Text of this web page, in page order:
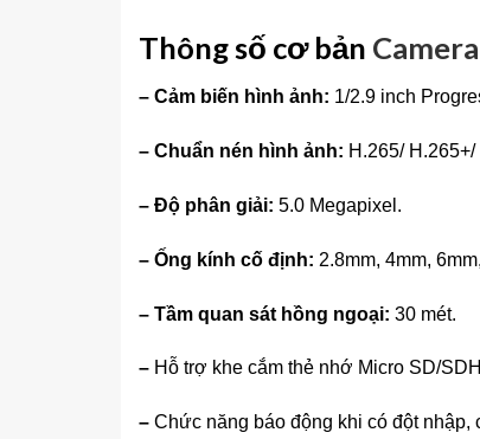
Thông số cơ bản
– Cảm biến hình ảnh: 1/2.9 inch
– Chuẩn nén hình ảnh: H.265/
– Độ phân giải: 5.0 Megapixel.
– Ống kính cố định: 2.8mm, 4mm,
– Tầm quan sát hồng ngoại: 30 mét.
– Hỗ trợ khe cắm thẻ nhớ Micro SD/
– Chức năng báo động khi có đột